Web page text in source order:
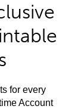
for every
Account